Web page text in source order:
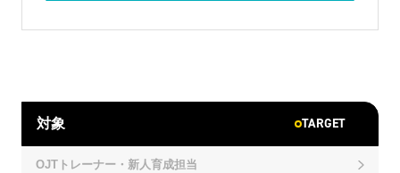
対象 TARGET
OJTトレーナー・新人育成担当